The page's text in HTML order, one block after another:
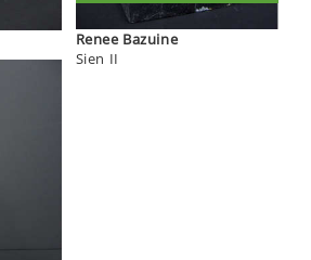
Renee Bazuine
Sien II